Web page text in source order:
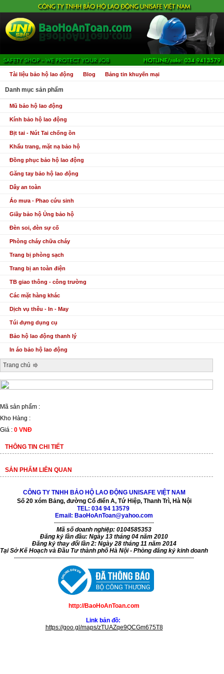
Tài liệu bảo hộ lao động Blog Bảng tin khuyến mại
Danh mục sản phẩm
Mũ bảo hộ lao động
Kính bảo hộ lao động
Bịt tai - Nút Tai chống ồn
Khẩu trang, mặt nạ bảo hộ
Đồng phục bảo hộ lao động
Găng tay bảo hộ lao động
Dây an toàn
Áo mưa - Phao cứu sinh
Giầy bảo hộ Ủng bảo hộ
Đèn soi, đèn sự cố
Phòng cháy chữa cháy
Trang bị phòng sạch
Trang bị an toàn điện
TB giao thông - công trường
Các mặt hàng khác
Dịch vụ thêu - In - May
Túi đựng dụng cụ
Bảo hộ lao động thanh lý
In áo bảo hộ lao động
Trang chủ
Mã sản phẩm :
Kho Hàng :
Giá : 0 VNĐ
THÔNG TIN CHI TIẾT
SẢN PHẨM LIÊN QUAN
CÔNG TY TNHH BẢO HỘ LAO ĐỘNG UNISAFE VIỆT NAM
Số 20 xóm Bảng, đường Cổ điển A, Tứ Hiệp, Thanh Trì, Hà Nội
TEL: 034 94 13579
Email: BaoHoAnToan@yahoo.com
--------------------------------------------------
Mã số doanh nghiệp: 0104585353
Đăng ký lần đầu: Ngày 13 tháng 04 năm 2010
Đăng ký thay đổi lần 2: Ngày 28 tháng 11 năm 2014
Tại Sở Kế Hoạch và Đầu Tư thành phố Hà Nội - Phòng đăng ký kinh doanh
------------------------------------------------------------------------------------------
http://BaoHoAnToan.com
Link bản đồ:
https://goo.gl/maps/zTUAZqe9QCGm675T8